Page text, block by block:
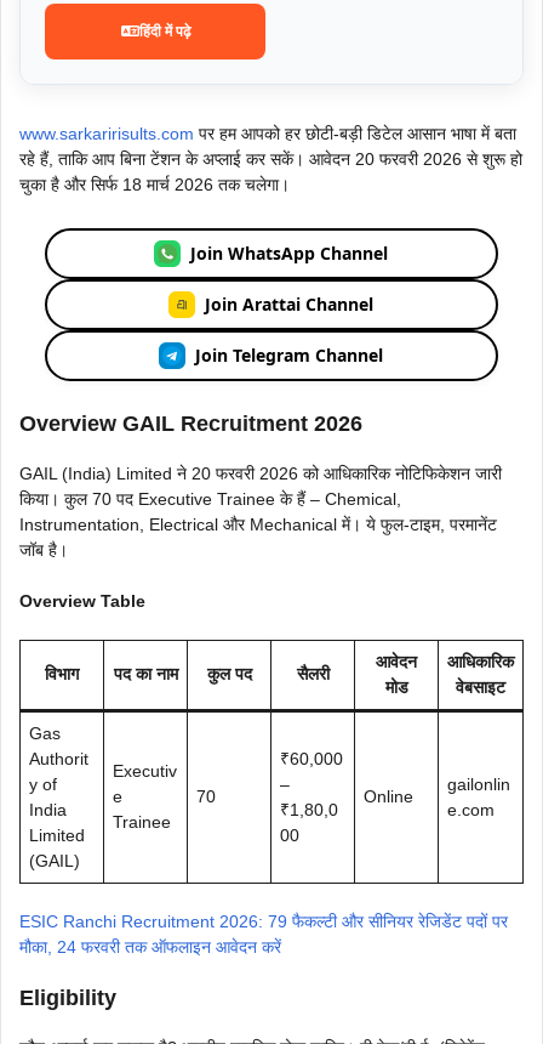
हिंदी में पढ़े
www.sarkaririsults.com पर हम आपको हर छोटी-बड़ी डिटेल आसान भाषा में बता
रहे हैं, ताकि आप बिना टेंशन के अप्लाई कर सकें। आवेदन 20 फरवरी 2026 से शुरू हो
चुका है और सिर्फ 18 मार्च 2026 तक चलेगा।
Join WhatsApp Channel
Join Arattai Channel
Join Telegram Channel
Overview GAIL Recruitment 2026
GAIL (India) Limited ने 20 फरवरी 2026 को आधिकारिक नोटिफिकेशन जारी
किया। कुल 70 पद Executive Trainee के हैं – Chemical,
Instrumentation, Electrical और Mechanical में। ये फुल-टाइम, परमानेंट
जॉब है।
Overview Table
विभाग पद का नाम कुल पद सैलरी
आवेदन
मोड
आधिकारिक
वेबसाइट
Gas
Authorit
y of
India
Limited
(GAIL)
Executiv
e
Trainee
70
₹60,000
–
₹1,80,0
00
Online
gailonlin
e.com
ESIC Ranchi Recruitment 2026: 79 फैकल्टी और सीनियर रेजिडेंट पदों पर
मौका, 24 फरवरी तक ऑफलाइन आवेदन करें
Eligibility